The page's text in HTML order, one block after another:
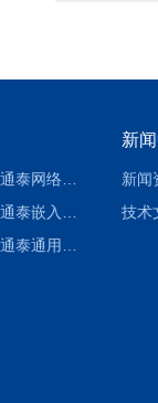
MCGS昆仑通泰网络版组态软件报价
新
新闻
技术